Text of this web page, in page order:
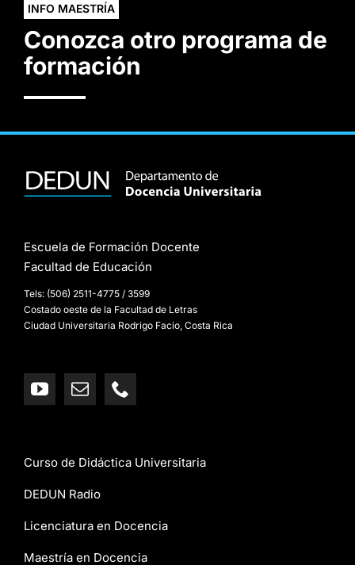
INFO MAESTRÍA
Conozca otro programa de
formación
Escuela de Formación Docente
Facultad de Educación
Tels: (506) 2511-4775 / 3599
Costado oeste de la Facultad de Letras
Ciudad Universitaria Rodrigo Facio, Costa Rica
Curso de Didáctica Universitaria
DEDUN Radio
Licenciatura en Docencia
Maestría en Docencia